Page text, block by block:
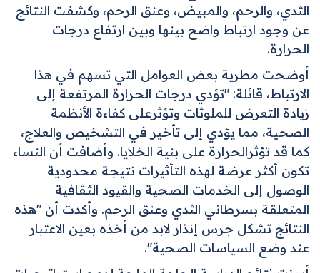
الثدي، والرحم، والمبيض، وعنق الرحم، وكشفت النتائج
عن وجود ارتباط واضح بينها وبين ارتفاع درجات
الحرارة.
أوضحت مطرية بعض العوامل التي تسهم في هذا
الارتباط، قائلة: "تؤدي درجات الحرارة المرتفعة إلى
زيادة التعرض للملوثات وتؤثرعلى كفاءة الأنظمة
الصحية، مما يؤدي إلى تأخير في التشخيص والعلاج،
كما قد تؤثرالحرارة على بنية الخلايا. وأضافت أن النساء
تكون أكثر عرضة لهذه التأثيرات نتيجة محدودية
الوصول إلى الخدمات الصحية والقيود الثقافية
المتعلقة بسرطاني الثدي وعنق الرحم. وأكدت أن "هذه
النتائج تشكل جرس إنذار لابد من أخذه بعين الاعتبار
عند وضع السياسات الصحية".